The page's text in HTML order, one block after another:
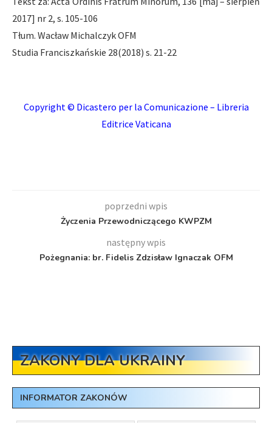
2017] nr 2, s. 105-106
Tłum. Wacław Michalczyk OFM
Studia Franciszkańskie 28(2018) s. 21-22
Copyright © Dicastero per la Comunicazione – Libreria
Editrice Vaticana
poprzedni wpis
Życzenia Przewodniczącego KWPZM
następny wpis
Pożegnania: br. Fidelis Zdzisław Ignaczak OFM
ZAKONY DLA UKRAINY
INFORMATOR ZAKONÓW